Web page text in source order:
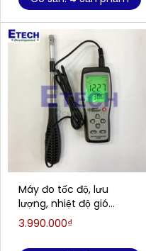
Máy đo tốc độ, lưu
lượng, nhiệt độ gió
SmartSensor AR866A
3.990.000₫